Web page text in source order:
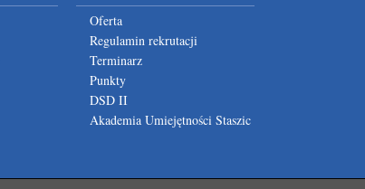
Oferta
Regulamin rekrutacji
Terminarz
Punkty
DSD II
Akademia Umiejętności Staszic